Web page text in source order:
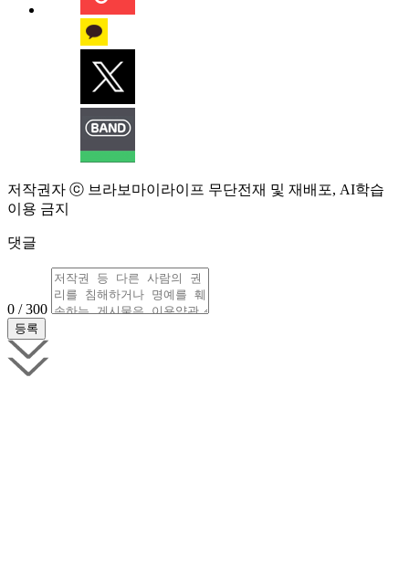
저작권자 ⓒ 브라보마이라이프 무단전재 및 재배포, AI학습
이용 금지
댓글
0 / 300